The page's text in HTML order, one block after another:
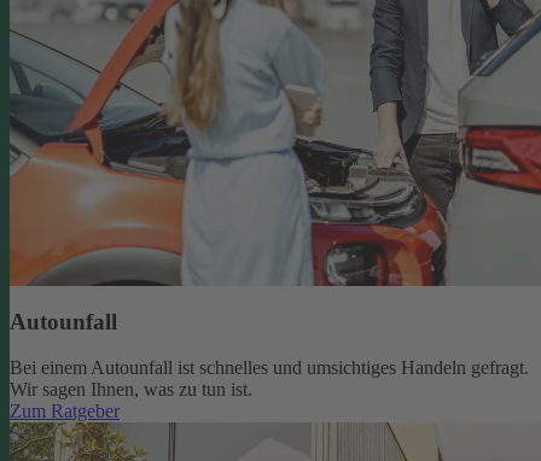
Autounfall
Bei einem Autounfall ist schnelles und umsichtiges Handeln gefragt.
Wir sagen Ihnen, was zu tun ist.
Zum Ratgeber